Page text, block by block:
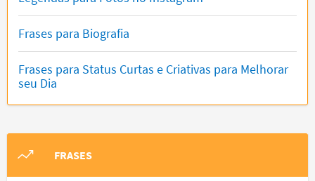
Frases para Biografia
Frases para Status Curtas e Criativas para Melhorar
seu Dia
FRASES